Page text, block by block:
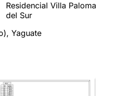
Residencial Villa Paloma
del Sur
, Yaguate